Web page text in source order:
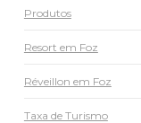
Produtos
Resort em Foz
Réveillon em Foz
Taxa de Turismo